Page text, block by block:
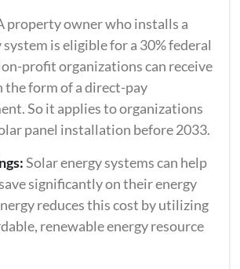
property owner who installs a
is eligible for a 30% federal
profit organizations can receive
the form of a direct-pay
So it applies to organizations
panel installation before 2033.
Solar energy systems can help
significantly on their energy
reduces this cost by utilizing
renewable energy resource